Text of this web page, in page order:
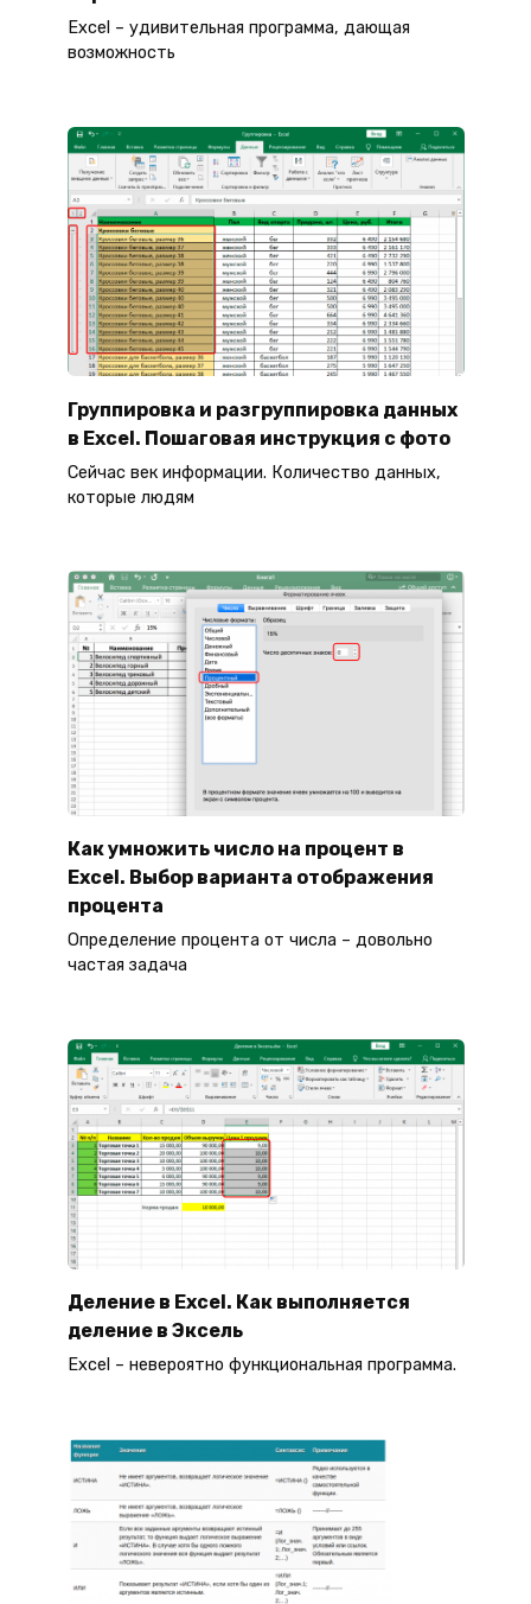
Excel – удивительная программа, дающая
возможность
Группировка и разгруппировка данных
в Excel. Пошаговая инструкция с фото
Сейчас век информации. Количество данных,
которые людям
Как умножить число на процент в
Excel. Выбор варианта отображения
процента
Определение процента от числа – довольно
частая задача
Деление в Excel. Как выполняется
деление в Эксель
Excel – невероятно функциональная программа.